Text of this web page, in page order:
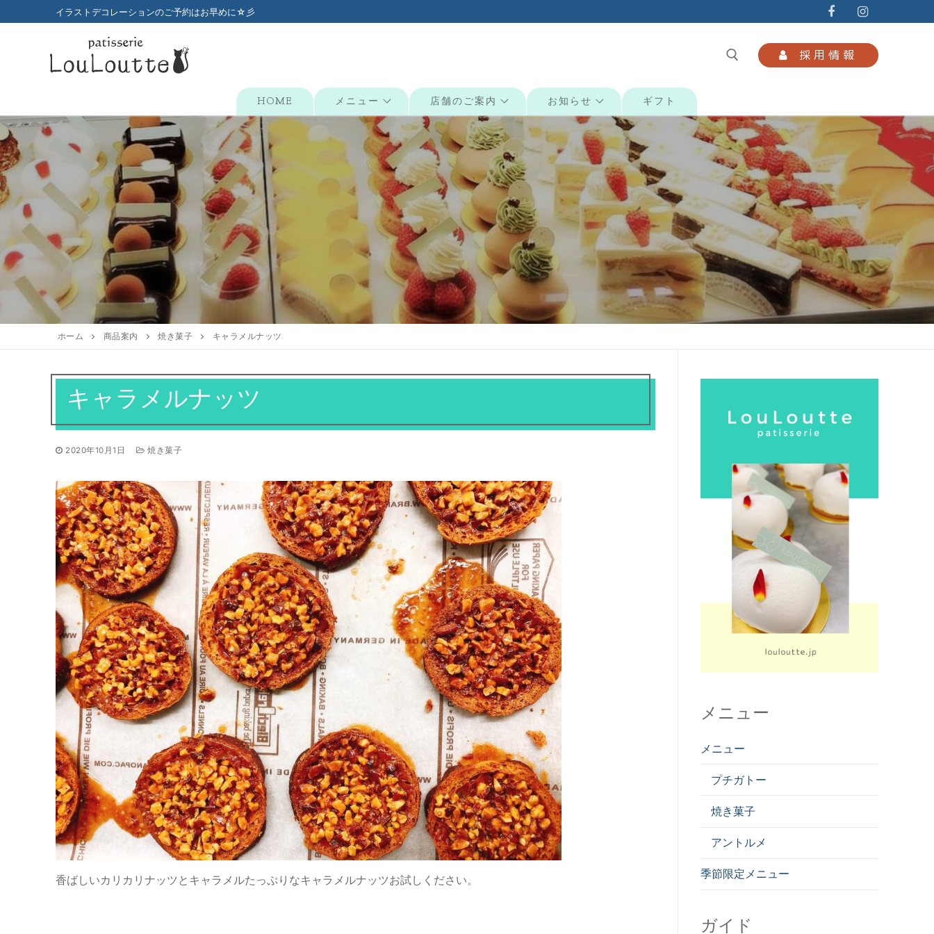
ン
ス
キ
ッ
プ
イラストデコレーションのご予約はお早めに☆彡
検索:
採用情報
HOME メニュー 店舗のご案内 お知らせ ギフト
検
索:
HOME
メニュー
プチガトー
焼き菓子
季節限定商品
店舗のご案内
アクセスマップ
営業日
全てのお知らせ
採用情報
プリントクッキーのご予約について
お客様の声
ギフト
ホーム 商品案内 焼き菓子 キャラメルナッツ
キャラメルナッツ
2020年10月1日 焼き菓子
香ばしいカリカリナッツとキャラメルたっぷりなキャラメルナッツお試しください。
メニュー
メニュー
プチガトー
焼き菓子
アントルメ
季節限定メニュー
ガイド